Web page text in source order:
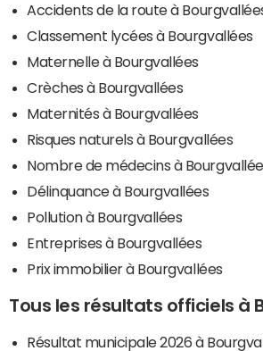
Accidents de la route à
Classement lycées à Bourgvallées
Maternelle à Bourgvallées
Crèches à Bourgvallées
Maternités à Bourgvallées
Risques naturels à Bourgvallées
Nombre de médecins à
Délinquance à Bourgvallées
Pollution à Bourgvallées
Entreprises à Bourgvallées
Prix immobilier à Bourgvallées
Tous les résultats officiels à
Résultat municipale 2026 à